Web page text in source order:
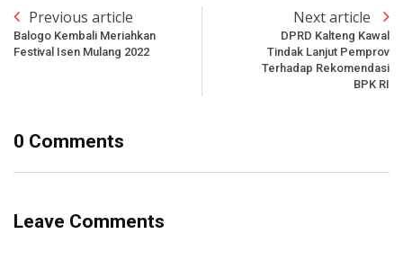
Previous article
Balogo Kembali Meriahkan
Festival Isen Mulang 2022
Next article
DPRD Kalteng Kawal
Tindak Lanjut Pemprov
Terhadap Rekomendasi
BPK RI
0 Comments
Leave Comments